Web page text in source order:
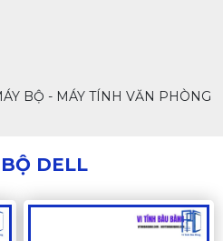
BỘ - MÁY TÍNH VĂN PHÒNG
DELL